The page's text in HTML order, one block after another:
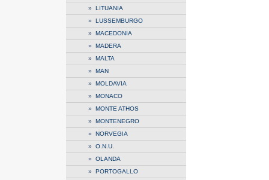
» LITUANIA
» LUSSEMBURGO
» MACEDONIA
» MADERA
» MALTA
» MAN
» MOLDAVIA
» MONACO
» MONTE ATHOS
» MONTENEGRO
» NORVEGIA
» O.N.U.
» OLANDA
» PORTOGALLO